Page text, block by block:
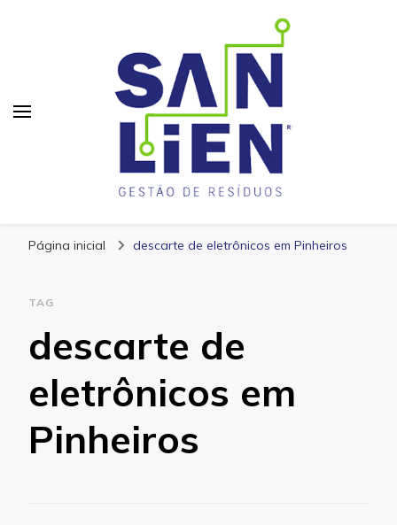
Página inicial descarte de eletrônicos em Pinheiros
TAG
descarte de
eletrônicos em
Pinheiros